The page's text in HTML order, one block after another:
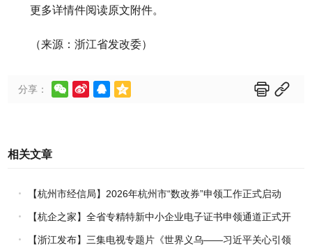
更多详情件阅读原文附件。
（来源：浙江省发改委）
分享：      
相关文章
【杭州市经信局】2026年杭州市“数改券”申领工作正式启动
【杭企之家】全省专精特新中小企业电子证书申领通道正式开
通
【浙江发布】三集电视专题片《世界义乌——习近平关心引领